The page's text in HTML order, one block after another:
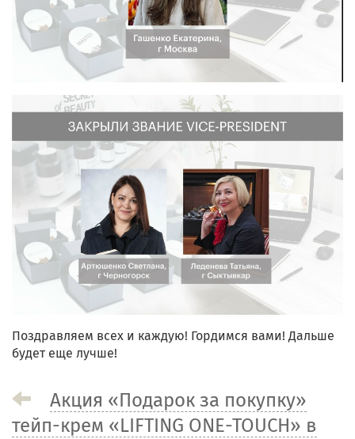
Поздравляем всех и каждую! Гордимся вами! Дальше
будет еще лучше!
Акция «Подарок за покупку»
тейп-крем «LIFTING ONE-TOUCH» в